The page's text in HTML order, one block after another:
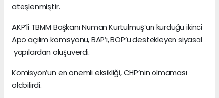
ateşlenmiştir.
AKP’li TBMM Başkanı Numan Kurtulmuş’un kurduğu ikinci
Apo açılım komisyonu, BAP’ı, BOP’u destekleyen siyasal
yapılardan oluşuverdi.
Komisyon’un en önemli eksikliği, CHP’nin olmaması
olabilirdi.